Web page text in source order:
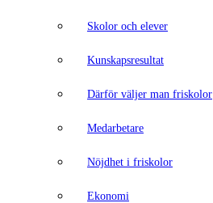
Skolor och elever
Kunskapsresultat
Därför väljer man friskolor
Medarbetare
Nöjdhet i friskolor
Ekonomi